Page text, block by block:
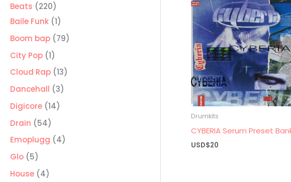
Beats 220220
productos
Baile Funk 11
producto
Boom bap 7979
City Pop 11
producto
Cloud Rap 1313
Dancehall 33
Digicore 1414
Drain 5454
productos
Emoplugg 44
Glo 55
productos
House 44
Drumkits
CYBERIA Serum Preset
USD$20